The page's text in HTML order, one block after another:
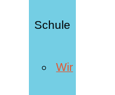
Schule
Wir